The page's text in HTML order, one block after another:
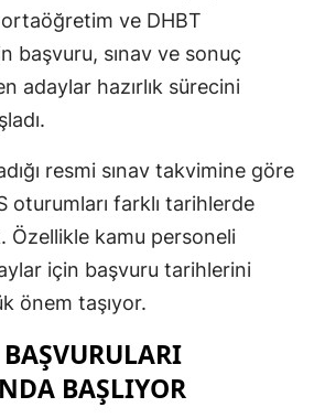
ve DHBT
başvuru, sınav ve sonuç
adaylar hazırlık sürecini
resmi sınav takvimine göre
oturumları farklı tarihlerde
Özellikle kamu personeli
için başvuru tarihlerini
önem taşıyor.
BAŞLIYOR